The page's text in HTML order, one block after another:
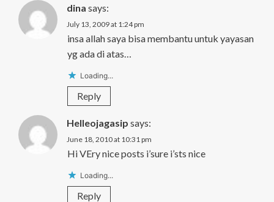
dina says:
July 13, 2009 at 1:24 pm
insa allah saya bisa membantu untuk yayasan
yg ada di atas…
Loading...
Reply
Helleojagasip says:
June 18, 2010 at 10:31 pm
Hi VEry nice posts i’sure i’sts nice
Loading...
Reply